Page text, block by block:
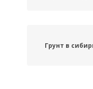
Грунт в